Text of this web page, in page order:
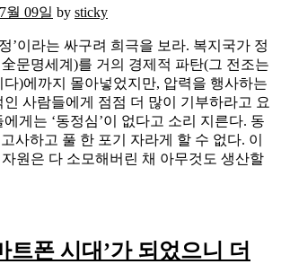
월 09일 by sticky
’이라는 싸구려 희극을 보라. 복지국가 정
문명세계)를 거의 경제적 파탄(그 전조는
)에까지 몰아넣었지만, 압력을 행사하는
사람들에게 점점 더 많이 기부하라고 요
게는 ‘동정심’이 없다고 소리 지른다. 동
사하고 풀 한 포기 자라게 할 수 없다. 이
원은 다 소모해버린 채 아무것도 생산할
트폰 시대’가 되었으니 더